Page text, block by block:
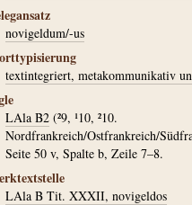
novigeldum/-us
textintegriert, metakommunikativ
LAla B2 (²9, ¹10, ²10.
Nordfrankreich/Ostfrankreich/
Seite 50 v, Spalte b, Zeile 7–8.
LAla B Tit. XXXII, novigeldos